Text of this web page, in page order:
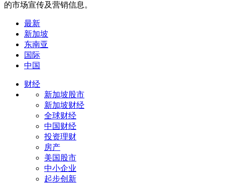
的市场宣传及营销信息。
最新
新加坡
东南亚
国际
中国
财经
新加坡股市
新加坡财经
全球财经
中国财经
投资理财
房产
美国股市
中小企业
起步创新